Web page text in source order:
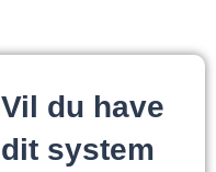
Vil du have
dit system